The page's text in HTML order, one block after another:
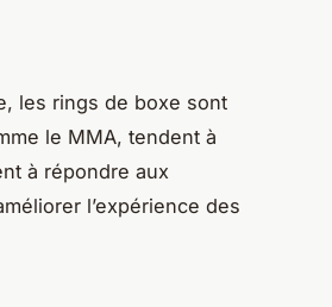
les rings de boxe sont
le MMA, tendent à
à répondre aux
l’expérience des